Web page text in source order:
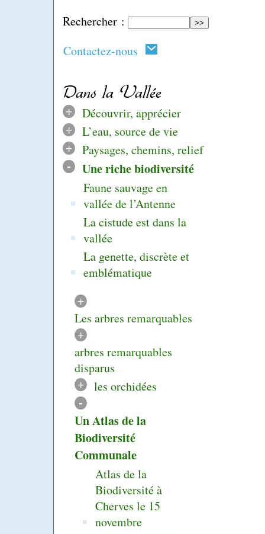
Rechercher :
Contactez-nous
Dans la Vallée
+
Découvrir, apprécier
+
L’eau, source de vie
+
Paysages, chemins, relief
- Une riche biodiversité
Faune sauvage en
vallée de l’Antenne
La cistude est dans la
vallée
La genette, discrète et
emblématique
+
Les arbres remarquables
+
arbres remarquables
disparus
+
les orchidées
-
Un Atlas de la
Biodiversité
Communale
Atlas de la
Biodiversité à
Cherves le 15
novembre